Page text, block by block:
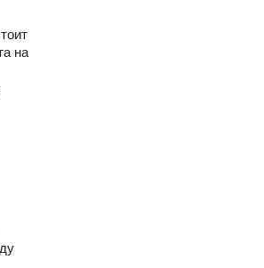
на